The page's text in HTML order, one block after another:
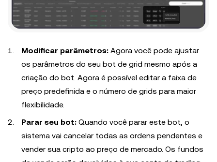
Modificar parâmetros: Agora você pode ajustar
os parâmetros do seu bot de grid mesmo após a
criação do bot. Agora é possível editar a faixa de
preço predefinida e o número de grids para maior
flexibilidade.
Parar seu bot: Quando você parar este bot, o
sistema vai cancelar todas as ordens pendentes e
vender sua cripto ao preço de mercado. Os fundos